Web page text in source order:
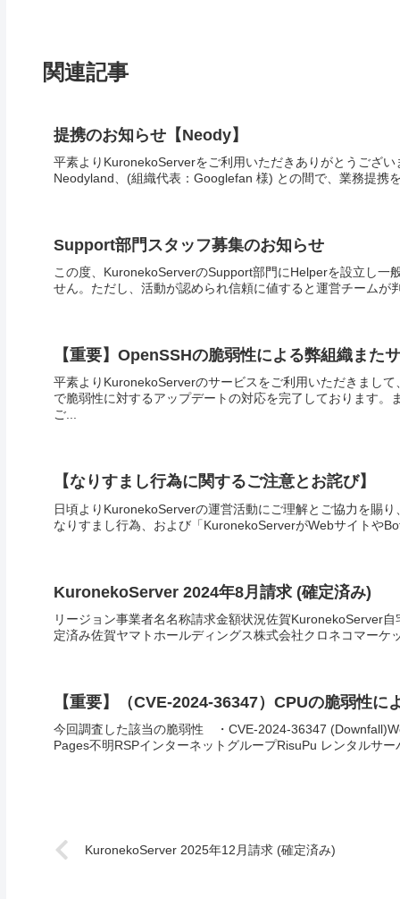
関連記事
提携のお知らせ【Neody】
平素よりKuronekoServerをご利用いただきありがとうござ
Neodyland、(組織代表：Googlefan 様) との間で、業務提携
Support部門スタッフ募集のお知らせ
この度、KuronekoServerのSupport部門にHelperを設立し一
せん。ただし、活動が認められ信頼に値すると運営チーム
【重要】OpenSSHの脆弱性による弊組織また
平素よりKuronekoServerのサービスをご利用いただきまし
で脆弱性に対するアップデートの対応を完了しております
ご...
【なりすまし行為に関するご注意とお詫び】
日頃よりKuronekoServerの運営活動にご理解とご協力を賜
なりすまし行為、および「KuronekoServerがWebサイトや
KuronekoServer 2024年8月請求 (確定済み)
リージョン事業者名名称請求金額状況佐賀KuronekoServer
定済み佐賀ヤマトホールディングス株式会社クロネコマー
【重要】（CVE-2024-36347）CPUの脆弱性
今回調査した該当の脆弱性 ・CVE-2024-36347
Pages不明RSPインターネットグループRisuPu レンタルサー
KuronekoServer 2025年12月請求 (確定済み)